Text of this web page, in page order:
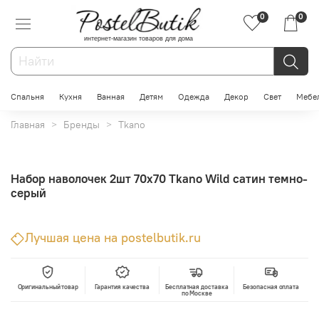
интернет-магазин товаров для дома
0 0
Спальня Кухня Ванная Детям Одежда Декор Свет
Главная Бренды Tkano
Набор наволочек 2шт 70х70 Tkano Wild сатин темно-
серый
Лучшая цена на postelbutik.ru
Оригинальный товар Гарантия качества
Бесплатная доставка
по Москве
Безопасная оплата